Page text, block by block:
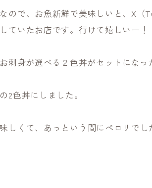
ので、お魚新鮮で美味しいと、X（
ていたお店です。行けて嬉しいー！
刺身が選べる２色丼がセットになっ
2色丼にしました。
しくて、あっという間にペロリでし